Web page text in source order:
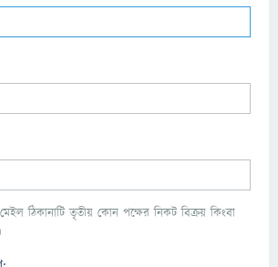
ঠিকানাটি তৃতীয় কোন পক্ষের নিকট বিক্রয় কিংবা